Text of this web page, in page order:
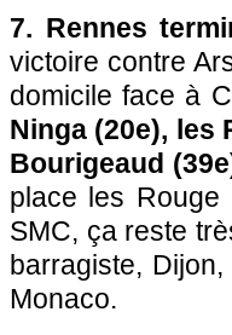
7. Rennes
victoire contre
domicile face à
Ninga (20e), les
Bourigeaud
place les
SMC, ça reste
barragiste,
Monaco.